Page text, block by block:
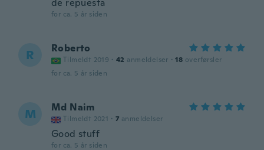
de repuesta
for ca. 5 år siden
R Roberto
Tilmeldt 2019 · 42 anmeldelser · 18 overførsler
for ca. 5 år siden
M Md Naim
Tilmeldt 2021 · 7 anmeldelser
Good stuff
for ca. 5 år siden